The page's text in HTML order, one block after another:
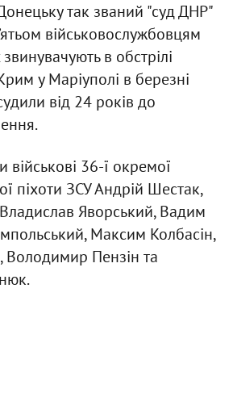
так званий "суд ДНР"
військовослужбовцям
в обстрілі
у Маріуполі в березні
від 24 років до
військові 36-ї окремої
піхоти ЗСУ Андрій Шестак,
Яворський, Вадим
Максим Колбасін,
Пензін та